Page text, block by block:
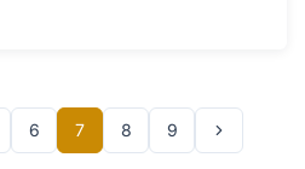
6 7 8 9